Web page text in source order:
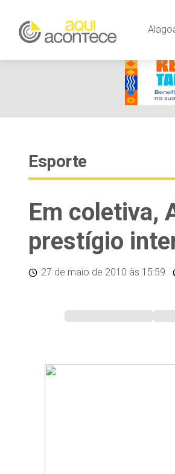
Esporte
Em coletiva,
prestígio
27 de maio de 2010 às 15:59